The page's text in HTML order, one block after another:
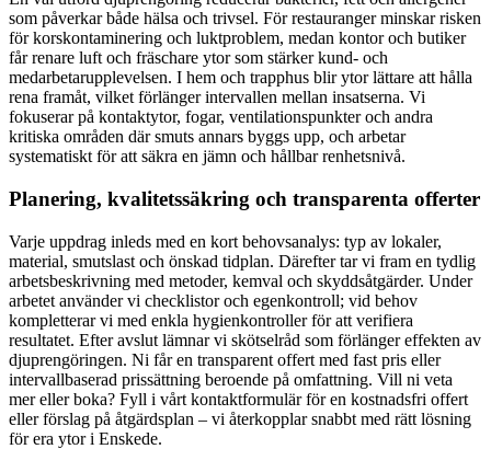
som påverkar både hälsa och trivsel. För restauranger minskar risken
för korskontaminering och luktproblem, medan kontor och butiker
får renare luft och fräschare ytor som stärker kund- och
medarbetarupplevelsen. I hem och trapphus blir ytor lättare att hålla
rena framåt, vilket förlänger intervallen mellan insatserna. Vi
fokuserar på kontaktytor, fogar, ventilationspunkter och andra
kritiska områden där smuts annars byggs upp, och arbetar
systematiskt för att säkra en jämn och hållbar renhetsnivå.
Planering, kvalitetssäkring och transparenta offerter
Varje uppdrag inleds med en kort behovsanalys: typ av lokaler,
material, smutslast och önskad tidplan. Därefter tar vi fram en tydlig
arbetsbeskrivning med metoder, kemval och skyddsåtgärder. Under
arbetet använder vi checklistor och egenkontroll; vid behov
kompletterar vi med enkla hygienkontroller för att verifiera
resultatet. Efter avslut lämnar vi skötselråd som förlänger effekten av
djuprengöringen. Ni får en transparent offert med fast pris eller
intervallbaserad prissättning beroende på omfattning. Vill ni veta
mer eller boka? Fyll i vårt kontaktformulär för en kostnadsfri offert
eller förslag på åtgärdsplan – vi återkopplar snabbt med rätt lösning
för era ytor i Enskede.